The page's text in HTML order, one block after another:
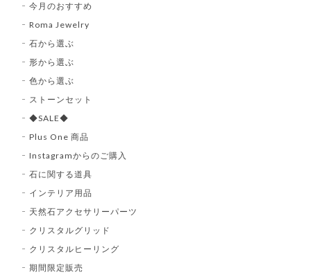
今月のおすすめ
Roma Jewelry
石から選ぶ
形から選ぶ
色から選ぶ
ストーンセット
◆SALE◆
Plus One 商品
Instagramからのご購入
石に関する道具
インテリア用品
天然石アクセサリーパーツ
クリスタルグリッド
クリスタルヒーリング
期間限定販売